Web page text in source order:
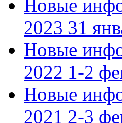
Новые
2023 31
Новые
2022 1-2
Новые
2021 2-3